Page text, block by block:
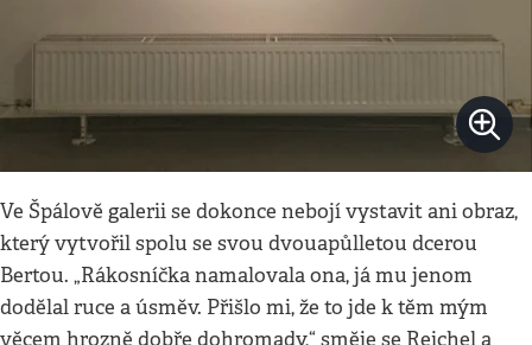
Ve Špálově galerii se dokonce nebojí vystavit ani obraz,
který vytvořil spolu se svou dvouapůlletou dcerou
Bertou. „Rákosníčka namalovala ona, já mu jenom
dodělal ruce a úsměv. Přišlo mi, že to jde k těm mým
věcem hrozně dobře dohromady,“ směje se Reichel a